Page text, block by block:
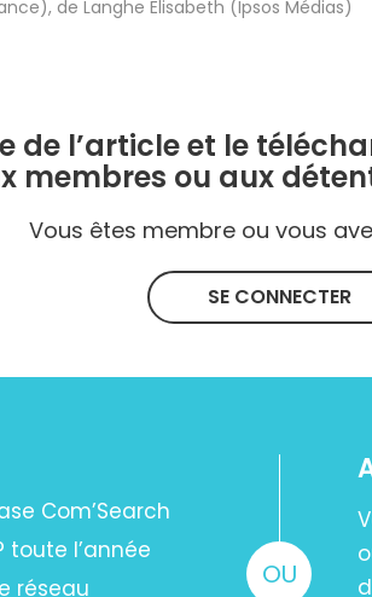
, de Langhe Elisabeth (Ipsos Médias)
de l’article et le
membres ou aux
Vous êtes membre ou vous
SE CONNECTER
Com’Search
toute l’année
réseau OU